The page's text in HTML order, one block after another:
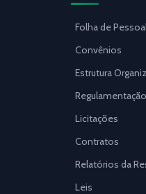
Folha de
Convênios
Estrutura
Licitações
Contratos
Relatórios da
Leis